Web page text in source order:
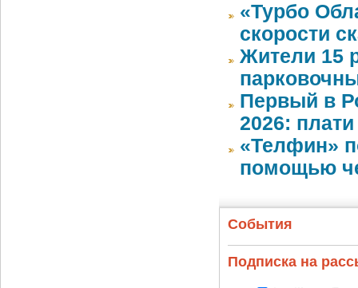
«Турбо
скорости
Жители 15
Первый в
2026:
«Телфин»
помощью
События
Подписка на